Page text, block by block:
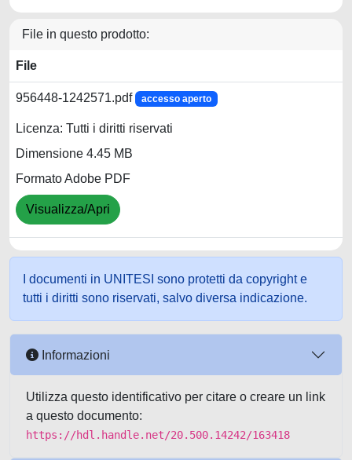
File in questo prodotto:
File
956448-1242571.pdf accesso aperto
Licenza: Tutti i diritti riservati
Dimensione 4.45 MB
Formato Adobe PDF
Visualizza/Apri
I documenti in UNITESI sono protetti da copyright e
tutti i diritti sono riservati, salvo diversa indicazione.
Informazioni
Utilizza questo identificativo per citare o creare un link
a questo documento:
https://hdl.handle.net/20.500.14242/163418